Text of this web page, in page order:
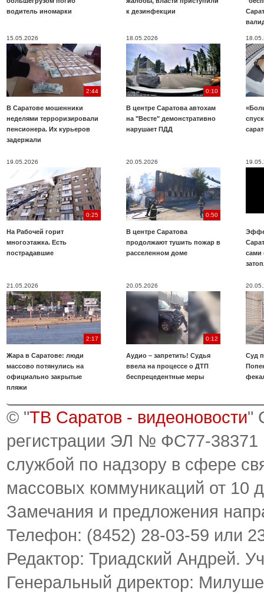
водитель иномарки
к дезинфекции
15.05.2026
2:44
В Саратове мошенники
неделями терроризировали
пенсионера. Их курьеров
задержали
18.05.2026
0:10
В центре Саратова автохам
на "Весте" демонстративно
нарушает ПДД
19.05.2026
0:25
На Рабочей горит
многоэтажка. Есть
пострадавшие
20.05.2026
0:50
В центре Саратова
продолжают тушить пожар в
расселенном доме
сами
21.05.2026
2:17
Жара в Саратове: люди
массово потянулись на
официально закрытые
пляжи
20.05.2026
0:12
Аудио – запретить! Судья
ввела на процессе о ДТП
беспрецедентные меры
Суд
© "ТВ Саратов - видеоновости"
регистрации ЭЛ № ФС77-38371
службой по надзору в сфере
массовых коммуникаций от 10
Замечания и предложения
Телефон: (8452) 28-03-59 или
Редактор: Триадский Андрей.
Генеральный директор: